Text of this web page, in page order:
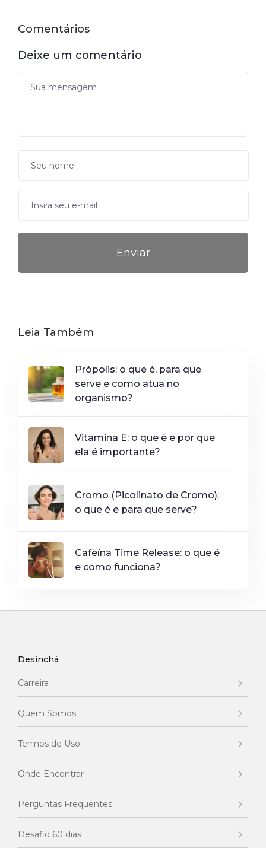
Comentários
Deixe um comentário
Leia Também
Própolis: o que é, para que
serve e como atua no
organismo?
Vitamina E: o que é e por que
ela é importante?
Cromo (Picolinato de Cromo):
o que é e para que serve?
Cafeína Time Release: o que é
e como funciona?
Desinchá
Carreira
Quem Somos
Termos de Uso
Onde Encontrar
Perguntas Frequentes
Desafio 60 dias